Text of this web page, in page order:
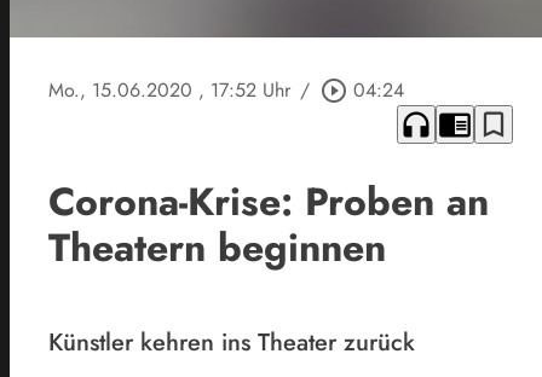
Mo., 15.06.2020 , 17:52 Uhr / play_circle_outline 04:24
headphones chrome_reader_mode bookmark_border
Corona-Krise: Proben an
Theatern beginnen
Künstler kehren ins Theater zurück